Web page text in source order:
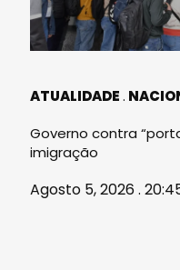
ATUALIDADE
Governo contra
imigração
Agosto 5, 2026 .